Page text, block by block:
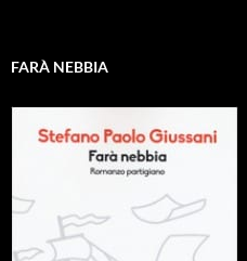
FARÀ NEBBIA